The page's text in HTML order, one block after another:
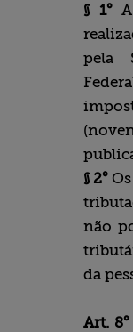
§ 1°A
pela
§ 2°
não
da
Art. 8°